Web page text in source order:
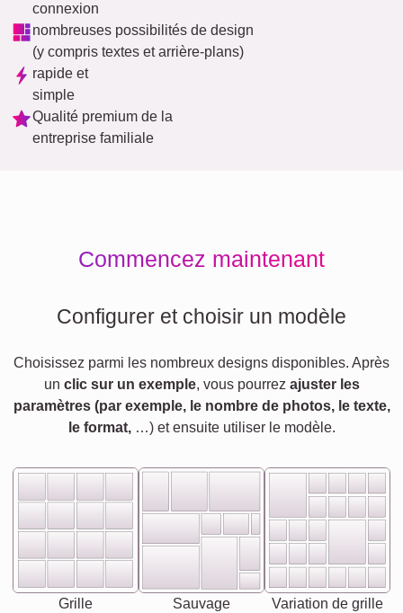
connexion
nombreuses possibilités de design
(y compris textes et arrière-plans)
rapide et
simple
Qualité premium de la
entreprise familiale
Commencez maintenant
Configurer et choisir un modèle
Choisissez parmi les nombreux designs disponibles. Après
un clic sur un exemple, vous pourrez ajuster les
paramètres (par exemple, le nombre de photos, le texte,
le format,…) et ensuite utiliser le modèle.
Grille Sauvage Variation de grille